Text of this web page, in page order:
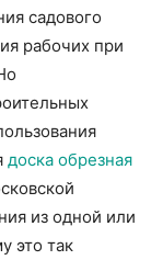
садового
рабочих при
доска обрезная
из одной или
это так